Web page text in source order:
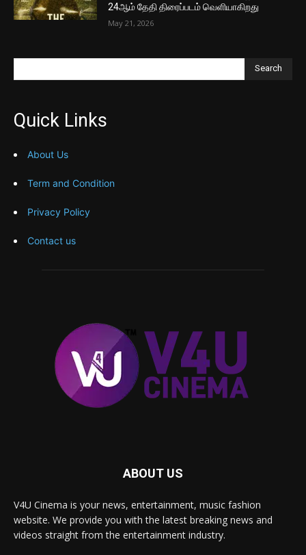
24ஆம் தேதி திரைப்படம் வெளியாகிறது
May 21, 2026
Search
Quick Links
About Us
Term and Condition
Privacy Policy
Contact us
ABOUT US
V4U Cinema is your news, entertainment, music fashion
website. We provide you with the latest breaking news and
videos straight from the entertainment industry.